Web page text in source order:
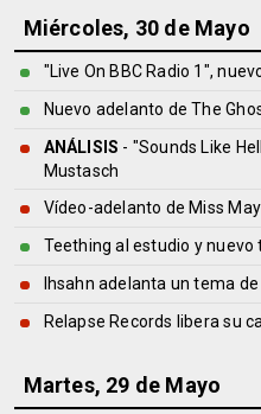
Miércoles, 30 de Mayo
"Live On BBC Radio 1",
Nuevo adelanto de The
ANÁLISIS - "Sounds Like
Mustasch
Vídeo-adelanto de Miss
Teething al estudio y nuevo
Ihsahn adelanta un tema
Relapse Records libera su
Martes, 29 de Mayo